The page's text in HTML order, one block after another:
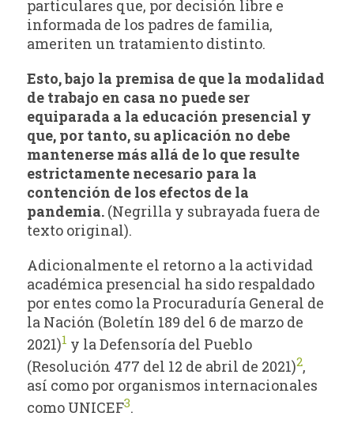
particulares que, por decisión libre e
informada de los padres de familia,
ameriten un tratamiento distinto.
Esto, bajo la premisa de que la modalidad
de trabajo en casa no puede ser
equiparada a la educación presencial y
que, por tanto, su aplicación no debe
mantenerse más allá de lo que resulte
estrictamente necesario para la
contención de los efectos de la
pandemia. (Negrilla y subrayada fuera de
texto original).
Adicionalmente el retorno a la actividad
académica presencial ha sido respaldado
por entes como la Procuraduría General de
la Nación (Boletín 189 del 6 de marzo de
2021)1 y la Defensoría del Pueblo
(Resolución 477 del 12 de abril de 2021)2,
así como por organismos internacionales
como UNICEF3.